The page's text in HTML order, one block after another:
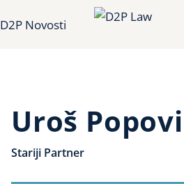
D2P Novosti
Uroš
Stariji Partner